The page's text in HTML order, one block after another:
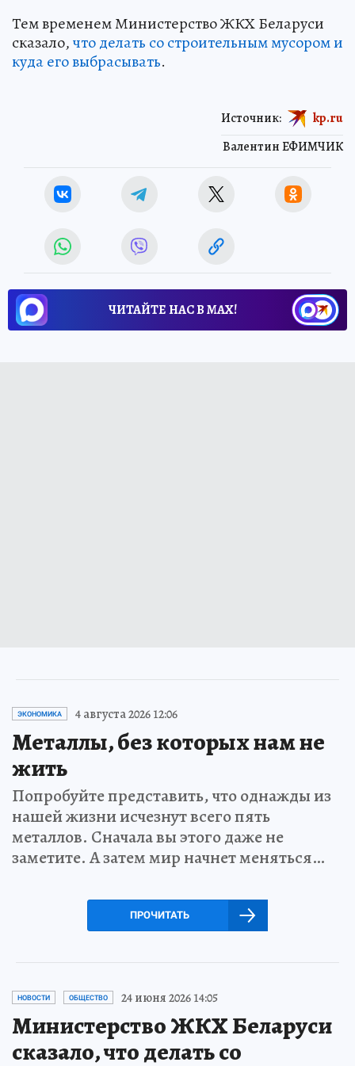
Тем временем Министерство ЖКХ Беларуси
сказало,что делать со строительным мусором и
куда его выбрасывать.
Валентин ЕФИМЧИК
Источник: kp.ru
ЧИТАЙТЕ НАС В МАХ!
ЭКОНОМИКА 4 августа 2026 12:06
Металлы, без которых нам не
жить
Попробуйте представить, что однажды из
нашей жизни исчезнут всего пять
металлов. Сначала вы этого даже не
заметите. А затем мир начнет меняться…
ПРОЧИТАТЬ
НОВОСТИ ОБЩЕСТВО 24 июня 2026 14:05
Министерство ЖКХ Беларуси
сказало, что делать со